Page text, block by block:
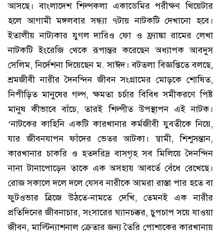
আসছে। বাংলাদেশ শিল্পকলা একাডেমির পরীক্ষণ থিয়েটার
হলে আগামী মঙ্গলবার সন্ধ্যা ৭টায় নাটকটি দেখানো হবে।
ইতালীয় নাট্যকার যুগল দারিও ফো ও ফ্র্যাঙ্কা রামের লেখা
নাটকটি ইংরেজি থেকে রূপান্তর করেছেন অধ্যাপক আবদুস
সেলিম, নির্দেশনা দিয়েছেন ম. সাঈদ। বটতলা বিজ্ঞপ্তিতে বলছে,
শ্রমজীবী নারীর দৈনন্দিন জীবন সংগ্রামের মোড়কে শোষিত,
নিপীড়িত মানুষের গল্প, ক্ষমতা চর্চার বিবিধ সমীকরণে পিষ্ট
মানুষ কীভাবে বাঁচে, তারই শিল্পীত উপস্থাপন এই নাটক।
‘নাটকের কাহিনি একটি কারখানার কর্মজীবী যুবতীকে নিয়ে,
যার জীবনযাপন ফাঁদের ভেতর আটকা। স্বামী, শিশুসন্তান,
কারখানার চাকরি ও হতদরিদ্র বাসগৃহ সব মিলিয়ে দৈনন্দিন
নানা টানাপোড়েন তাকে এক অসহায় আবর্তে বেঁধে রেখেছে।
রোজ সকালে দলে দলে যেসব নারীকে আমরা রাস্তা পার হতে বা
ফুটওভার ব্রিজে উঠতে-নামতে দেখি, তেমনই এক নারীর
প্রতিদিনের জীবনাচার, সংসারের ঘ্যানচক্কর, চুপচাপ সয়ে যাওয়া
জীবন, মাল্টিন্যাশনাল ক্রেতার জন্য তৈরি পোশাকের কারখানায়